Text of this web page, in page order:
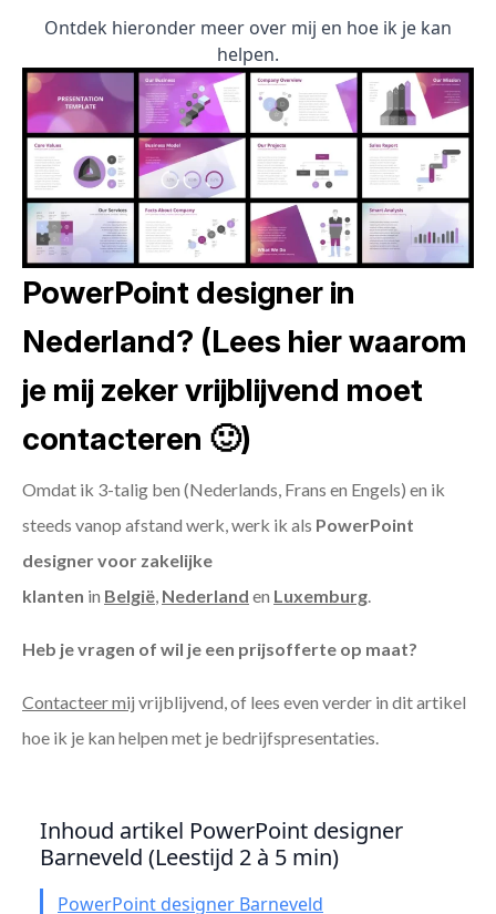
Ontdek hieronder meer over mij en hoe ik je kan
helpen.
PowerPoint designer in
Nederland? (Lees hier waarom
je mij zeker vrijblijvend moet
contacteren 🙂)
Omdat ik 3-talig ben (Nederlands, Frans en Engels) en ik
steeds vanop afstand werk, werk ik als PowerPoint
designer voor zakelijke
klanten in België, Nederland en Luxemburg.
Heb je vragen of wil je een prijsofferte op maat?
Contacteer mij vrijblijvend, of lees even verder in dit artikel
hoe ik je kan helpen met je bedrijfspresentaties.
Inhoud artikel PowerPoint designer
Barneveld (Leestijd 2 à 5 min)
PowerPoint designer Barneveld